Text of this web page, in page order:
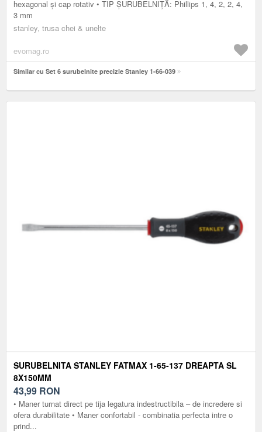
hexagonal și cap rotativ • TIP ȘURUBELNIȚĂ: Phillips 1, 4, 2, 2, 4,
3 mm
stanley, trusa chei & unelte
evomag.ro
Similar cu Set 6 surubelnite precizie Stanley 1-66-039
SURUBELNITA STANLEY FATMAX 1-65-137 DREAPTA SL
8X150MM
43,99 RON
• Maner turnat direct pe tija legatura indestructibila – de incredere si
ofera durabilitate • Maner confortabil - combinatia perfecta intre o
prind...